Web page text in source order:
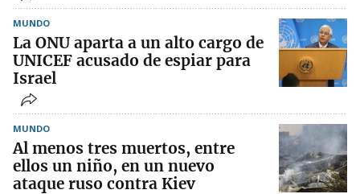
MUNDO
La ONU aparta a un alto cargo de
UNICEF acusado de espiar para
Israel
MUNDO
Al menos tres muertos, entre
ellos un niño, en un nuevo
ataque ruso contra Kiev